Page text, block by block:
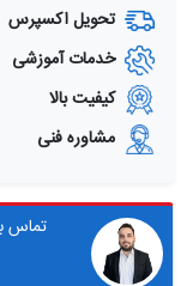
تحویل اکسپرس
خدمات آموزشی
کیفیت بالا
مشاوره فنی
تماس